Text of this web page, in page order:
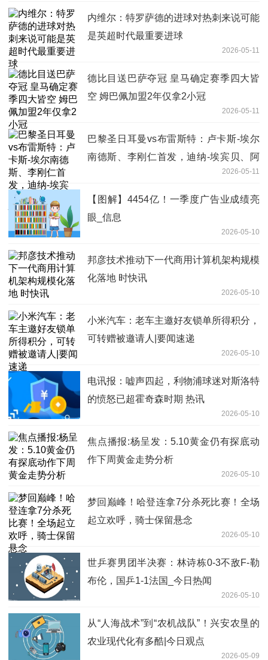
内维尔：特罗萨德的进球对热刺来说可能
是英超时代最重要进球
2026-05-11
德比目送巴萨夺冠 皇马确定赛季四大皆
空 姆巴佩加盟2年仅拿2小冠
2026-05-11
巴黎圣日耳曼vs布雷斯特：卢卡斯-埃尔
南德斯、李刚仁首发，迪纳-埃宾贝、阿
2026-05-11
【图解】4454亿！一季度广告业成绩亮
眼_信息
2026-05-10
邦彦技术推动下一代商用计算机架构规模
化落地 时快讯
2026-05-10
小米汽车：老车主邀好友锁单所得积分，
可转赠被邀请人|要闻速递
2026-05-10
电讯报：嘘声四起，利物浦球迷对斯洛特
的愤怒已超霍奇森时期 热讯
2026-05-10
焦点播报:杨呈发：5.10黄金仍有探底动
作下周黄金走势分析
2026-05-10
梦回巅峰！哈登连拿7分杀死比赛！全场
起立欢呼，骑士保留悬念
2026-05-10
世乒赛男团半决赛：林诗栋0-3不敌F-勒
布伦，国乒1-1法国_今日热闻
2026-05-10
从“人海战术”到“农机战队”！兴安农垦的
农业现代化有多酷|今日观点
2026-05-09